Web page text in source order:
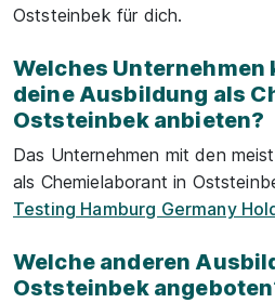
Oststeinbek für dich.
Welches
deine Ausbildung als
Oststeinbek anbieten?
Das Unternehmen mit den
als Chemielaborant in
Testing Hamburg Germany
Welche anderen
Oststeinbek